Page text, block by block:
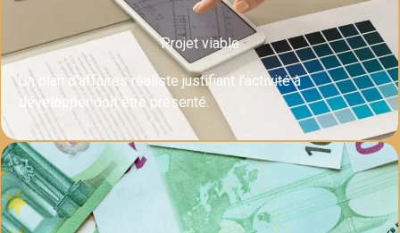
Projet viable
Un plan d'affaires réaliste justifiant l'activité à
développer doit être présenté.